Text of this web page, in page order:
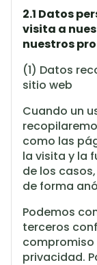
2.1 Datos
visita a
nuestros
(1) Datos
sitio web
Cuando un
como las
la visita y la
de los
de forma
Podemos
terceros
compromiso
privacidad.